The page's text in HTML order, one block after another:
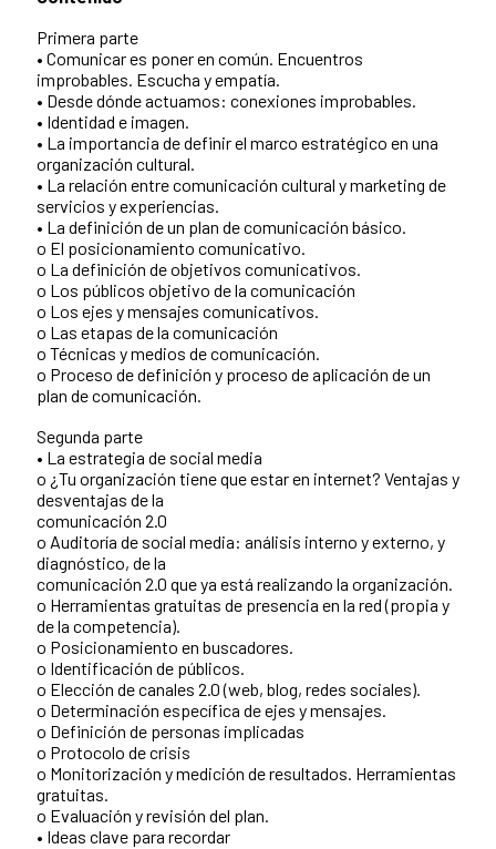
Primera parte
• Comunicar es poner en común. Encuentros
improbables. Escucha y empatía.
• Desde dónde actuamos: conexiones improbables.
• Identidad e imagen.
• La importancia de definir el marco estratégico en una
organización cultural.
• La relación entre comunicación cultural y marketing de
servicios y experiencias.
• La definición de un plan de comunicación básico.
o El posicionamiento comunicativo.
o La definición de objetivos comunicativos.
o Los públicos objetivo de la comunicación
o Los ejes y mensajes comunicativos.
o Las etapas de la comunicación
o Técnicas y medios de comunicación.
o Proceso de definición y proceso de aplicación de un
plan de comunicación.
Segunda parte
• La estrategia de social media
o ¿Tu organización tiene que estar en internet? Ventajas y
desventajas de la
comunicación 2.0
o Auditoría de social media: análisis interno y externo, y
diagnóstico, de la
comunicación 2.0 que ya está realizando la organización.
o Herramientas gratuitas de presencia en la red (propia y
de la competencia).
o Posicionamiento en buscadores.
o Identificación de públicos.
o Elección de canales 2.0 (web, blog, redes sociales).
o Determinación específica de ejes y mensajes.
o Definición de personas implicadas
o Protocolo de crisis
o Monitorización y medición de resultados. Herramientas
gratuitas.
o Evaluación y revisión del plan.
• Ideas clave para recordar